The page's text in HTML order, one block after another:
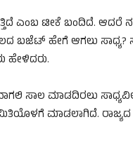
ಎಂಬ ಟೀಕೆ ಬಂದಿದೆ. ಆದರೆ
ಬಜೆಟ್ ಹೇಗೆ ಆಗಲು ಸಾಧ್ಯ?
ಹೇಳಿದರು.
ಸಾಲ ಮಾಡದಿರಲು
ಮಾಡಲಾಗಿದೆ. ರಾಜ್ಯದ